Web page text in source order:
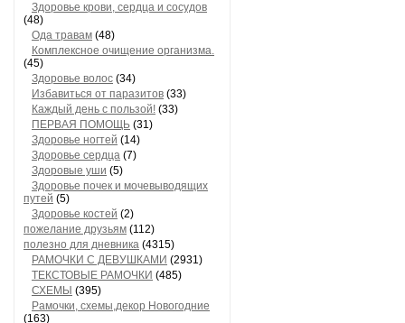
Здоровье крови, сердца и сосудов
(48)
Ода травам (48)
Комплексное очищение организма.
(45)
Здоровье волос (34)
Избавиться от паразитов (33)
Каждый день с пользой! (33)
ПЕРВАЯ ПОМОЩЬ (31)
Здоровье ногтей (14)
Здоровье сердца (7)
Здоровые уши (5)
Здоровье почек и мочевыводящих
путей (5)
Здоровье костей (2)
пожелание друзьям (112)
полезно для дневника (4315)
РАМОЧКИ С ДЕВУШКАМИ (2931)
ТЕКСТОВЫЕ РАМОЧКИ (485)
СХЕМЫ (395)
Рамочки, схемы,декор Новогодние
(163)